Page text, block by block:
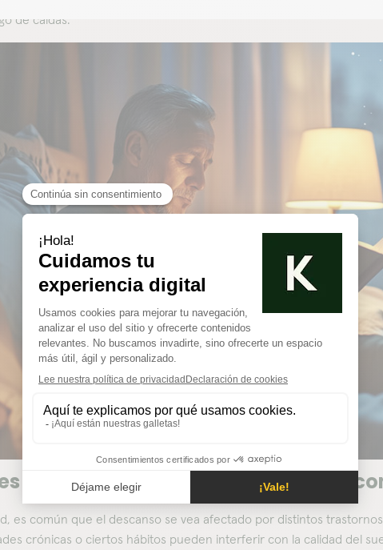
de caídas.
son los trastornos del sueño más
es común que el descanso se vea afectado por distintos
crónicas o ciertos hábitos pueden interferir con la calidad del